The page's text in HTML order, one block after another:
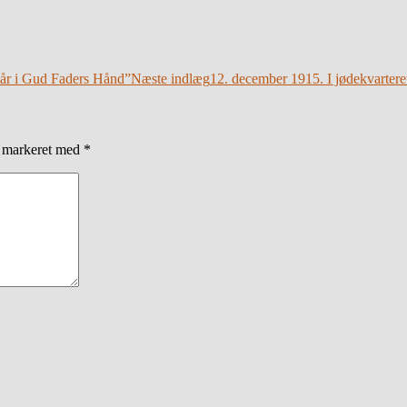
i Gud Faders Hånd”Næste indlæg12. december 1915. I
med *